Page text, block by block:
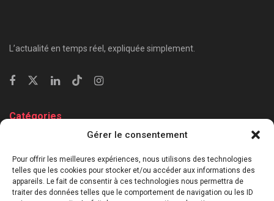
Gérer le consentement
Pour offrir les meilleures expériences, nous utilisons des technologies
telles que les cookies pour stocker et/ou accéder aux informations des
appareils. Le fait de consentir à ces technologies nous permettra de
traiter des données telles que le comportement de navigation ou les ID
L’actualité en temps réel, expliquée simplement.
Catégories
Économie & Business
⁠Culture & Divertissement
⁠Tech & Innovation